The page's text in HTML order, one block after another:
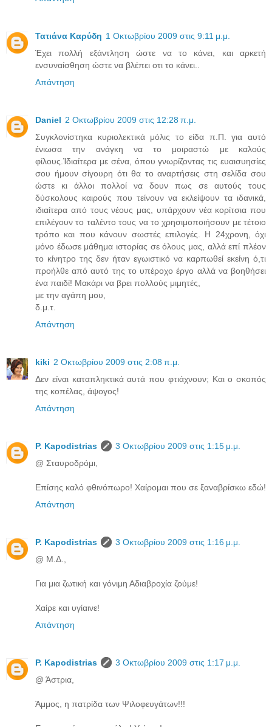
Τατιάνα Καρύδη 1 Οκτωβρίου 2009 στις 9:11 μ.μ.
Έχει πολλή εξάντληση ώστε να το κάνει, και αρκετή
ενσυναίσθηση ώστε να βλέπει οτι το κάνει..
Απάντηση
Daniel 2 Οκτωβρίου 2009 στις 12:28 π.μ.
Συγκλονίστηκα κυριολεκτικά μόλις το είδα π.Π. για αυτό
ένιωσα την ανάγκη να το μοιραστώ με καλούς
φίλους.Ίδιαίτερα με σένα, όπου γνωρίζοντας τις ευαισυησίες
σου ήμουν σίγουρη ότι θα το αναρτήσεις στη σελίδα σου
ώστε κι άλλοι πολλοί να δουν πως σε αυτούς τους
δύσκολους καιρούς που τείνουν να εκλείψουν τα ιδανικά,
ιδιαίτερα από τους νέους μας, υπάρχουν νέα κορίτσια που
επιλέγουν το ταλέντο τους να το χρησιμοποιήσουν με τέτοιο
τρόπο και που κάνουν σωστές επιλογές. Η 24χρονη, όχι
μόνο έδωσε μάθημα ιστορίας σε όλους μας, αλλά επί πλέον
το κίνητρο της δεν ήταν εγωιστικό να καρπωθεί εκείνη ό,τι
προήλθε από αυτό της το υπέροχο έργο αλλά να βοηθήσει
ένα παιδί! Μακάρι να βρει πολλούς μιμητές,
με την αγάπη μου,
δ.μ.τ.
Απάντηση
kiki 2 Οκτωβρίου 2009 στις 2:08 π.μ.
Δεν είναι καταπληκτικά αυτά που φτιάχνουν; Και ο σκοπός
της κοπέλας, άψογος!
Απάντηση
P. Kapodistrias
3 Οκτωβρίου 2009 στις 1:15 μ.μ.
@ Σταυροδρόμι,
Επίσης καλό φθινόπωρο! Χαίρομαι που σε ξαναβρίσκω εδώ!
Απάντηση
P. Kapodistrias
3 Οκτωβρίου 2009 στις 1:16 μ.μ.
@ Μ.Δ.,
Για μια ζωτική και γόνιμη Αδιαβροχία ζούμε!
Χαίρε και υγίαινε!
Απάντηση
P. Kapodistrias
3 Οκτωβρίου 2009 στις 1:17 μ.μ.
@ Άστρια,
Άμμος, η πατρίδα των Ψιλοφευγάτων!!!